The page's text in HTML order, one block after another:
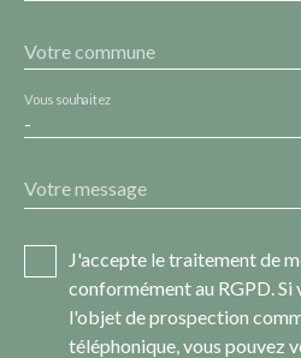
Votre commune
-
Vous souhaitez
Votre message
J'accepte le traitement de
conformément au RGPD. Si
l'objet de prospection
téléphonique, vous pouvez